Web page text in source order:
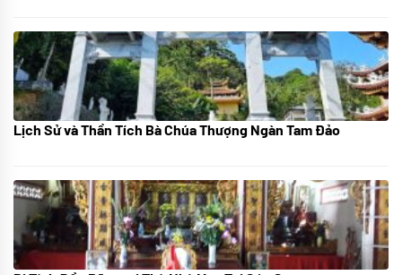
05/07/2024
Lịch Sử và Thần Tích Bà Chúa Thượng Ngàn Tam Đảo